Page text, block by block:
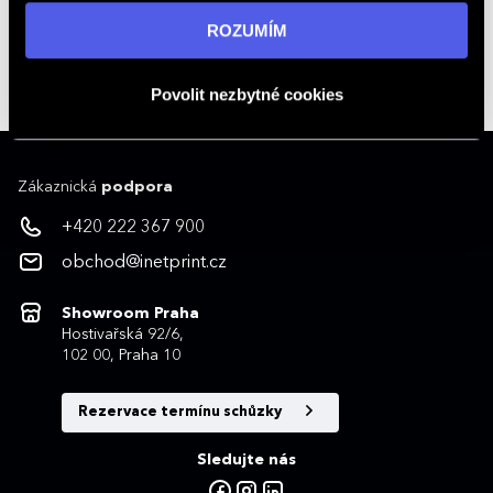
informací navštivte naši stránkuzásadách ochrany
ROZUMÍM
Povolit nezbytné cookies
+420 222 367 900
Kontakty na obchodníky
Zákaznická podpora
+420 222 367 900
obchod@inetprint.cz
Showroom Praha
Hostivařská 92/6,
102 00, Praha 10
Rezervace termínu schůzky
Sledujte nás